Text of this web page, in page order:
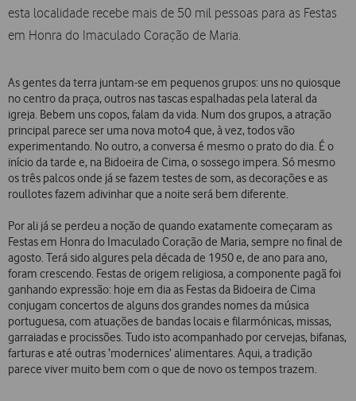
esta localidade recebe mais de 50 mil pessoas para as Festas
em Honra do Imaculado Coração de Maria.
As gentes da terra juntam-se em pequenos grupos: uns no quiosque
no centro da praça, outros nas tascas espalhadas pela lateral da
igreja. Bebem uns copos, falam da vida. Num dos grupos, a atração
principal parece ser uma nova moto4 que, à vez, todos vão
experimentando. No outro, a conversa é mesmo o prato do dia. É o
início da tarde e, na Bidoeira de Cima, o sossego impera. Só mesmo
os três palcos onde já se fazem testes de som, as decorações e as
roullotes fazem adivinhar que a noite será bem diferente.
Por ali já se perdeu a noção de quando exatamente começaram as
Festas em Honra do Imaculado Coração de Maria, sempre no final de
agosto. Terá sido algures pela década de 1950 e, de ano para ano,
foram crescendo. Festas de origem religiosa, a componente pagã foi
ganhando expressão: hoje em dia as Festas da Bidoeira de Cima
conjugam concertos de alguns dos grandes nomes da música
portuguesa, com atuações de bandas locais e filarmónicas, missas,
garraiadas e procissões. Tudo isto acompanhado por cervejas, bifanas,
farturas e até outras ‘modernices’ alimentares. Aqui, a tradição
parece viver muito bem com o que de novo os tempos trazem.